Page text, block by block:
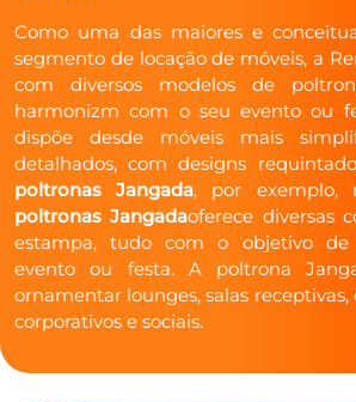
Como uma das maiores e
segmento de locação de móveis, a
com diversos modelos de
harmonizm com o seu evento ou
dispõe desde móveis mais
detalhados, com designs
poltronas Jangada, por exemplo,
poltronas Jangadaoferece diversas
estampa, tudo com o objetivo de
evento ou festa. A poltrona
ornamentar lounges, salas receptivas,
corporativos e sociais.